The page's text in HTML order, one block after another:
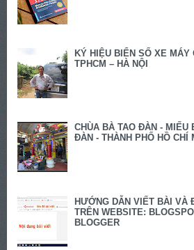
KÝ HIỆU BIỂN SỐ XE MÁY
TPHCM – HÀ NỘI
CHÙA BÀ TAO ĐÀN - MIẾU
ĐÀN - THÀNH PHỐ HỒ CHÍ
HƯỚNG DẪN VIẾT BÀI VÀ
TRÊN WEBSITE:
BLOGGER